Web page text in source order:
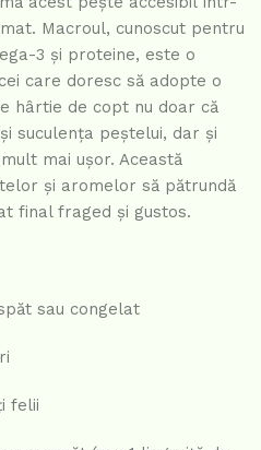
Macroul, cunoscut pentru
3 și proteine, este o
care doresc să adopte o
hârtie de copt nu doar că
suculența peștelui, dar și
mai ușor. Această
și aromelor să pătrundă
final fraged și gustos.
sau congelat
felii